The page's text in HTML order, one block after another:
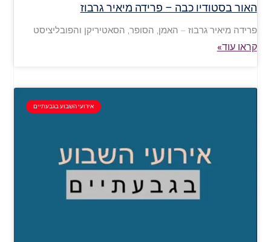
האור בסטודיו כבה – פרידה מיאיר גרבוז
פרידה מיאיר גרבוז – האמן, הסופר, הסאטיריקן והפובליציסט
קראו עוד»
אירועי השבוע בגבעתיים